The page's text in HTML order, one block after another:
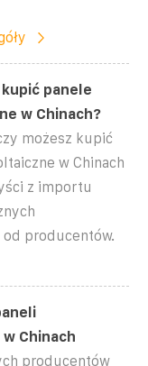
panele
w Chinach?
możesz kupić
w Chinach
z importu
producentów.
Chinach
producentów